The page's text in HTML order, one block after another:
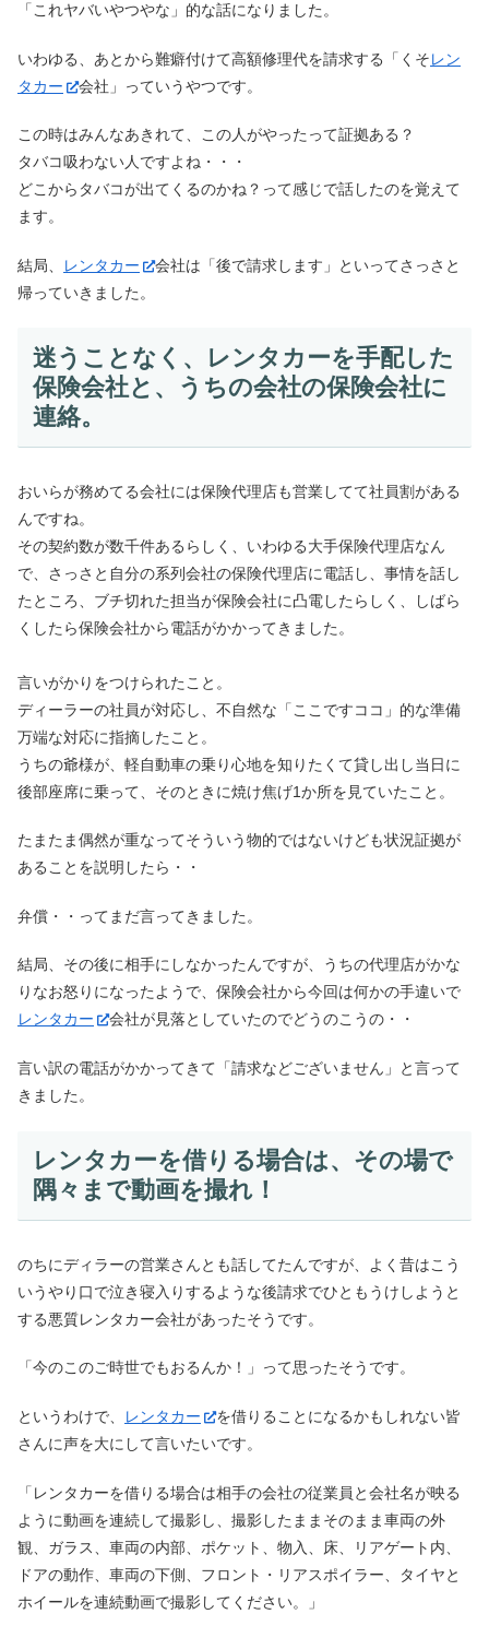
「これヤバいやつやな」的な話になりました。
いわゆる、あとから難癖付けて高額修理代を請求する「くそレン
タカー
会社」っていうやつです。
この時はみんなあきれて、この人がやったって証拠ある？
タバコ吸わない人ですよね・・・
どこからタバコが出てくるのかね？って感じで話したのを覚えて
ます。
結局、 レンタカー
会社は「後で請求します」といってさっさと
帰っていきました。
迷うことなく、レンタカーを手配した
保険会社と、うちの会社の保険会社に
連絡。
おいらが務めてる会社には保険代理店も営業してて社員割がある
んですね。
その契約数が数千件あるらしく、いわゆる大手保険代理店なん
で、さっさと自分の系列会社の保険代理店に電話し、事情を話し
たところ、ブチ切れた担当が保険会社に凸電したらしく、しばら
くしたら保険会社から電話がかかってきました。
言いがかりをつけられたこと。
ディーラーの社員が対応し、不自然な「ここですココ」的な準備
万端な対応に指摘したこと。
うちの爺様が、軽自動車の乗り心地を知りたくて貸し出し当日に
後部座席に乗って、そのときに焼け焦げ1か所を見ていたこと。
たまたま偶然が重なってそういう物的ではないけども状況証拠が
あることを説明したら・・
弁償・・ってまだ言ってきました。
結局、その後に相手にしなかったんですが、うちの代理店がかな
りなお怒りになったようで、保険会社から今回は何かの手違いで
レンタカー
会社が見落としていたのでどうのこうの・・
言い訳の電話がかかってきて「請求などございません」と言って
きました。
レンタカーを借りる場合は、その場で
隅々まで動画を撮れ！
のちにディラーの営業さんとも話してたんですが、よく昔はこう
いうやり口で泣き寝入りするような後請求でひともうけしようと
する悪質レンタカー会社があったそうです。
「今のこのご時世でもおるんか！」って思ったそうです。
というわけで、 レンタカー
を借りることになるかもしれない皆
さんに声を大にして言いたいです。
「レンタカーを借りる場合は相手の会社の従業員と会社名が映る
ように動画を連続して撮影し、撮影したままそのまま車両の外
観、ガラス、車両の内部、ポケット、物入、床、リアゲート内、
ドアの動作、車両の下側、フロント・リアスポイラー、タイヤと
ホイールを連続動画で撮影してください。」